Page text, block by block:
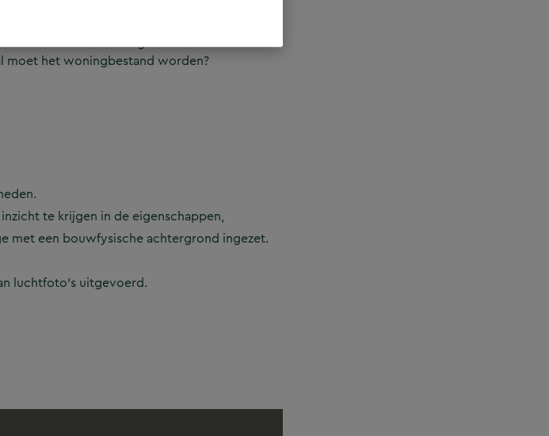
Welke aanpassingen minimaal moeten
van ‘van het gas af’ en uiteraard de
moet het woningbestand worden?
te krijgen in de eigenschappen,
met een bouwfysische achtergrond ingezet.
luchtfoto’s uitgevoerd.